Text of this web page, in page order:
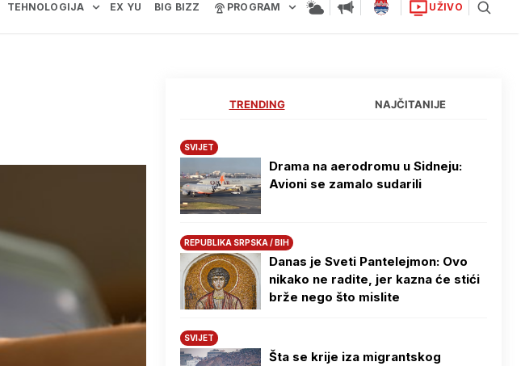
TEHNOLOGIJA EX YU BIG BIZZ PROGRAM UŽIVO
TRENDING NAJČITANIJE
SVIJET
Drama na aerodromu u Sidneju:
Avioni se zamalo sudarili
REPUBLIKA SRPSKA / BIH
Danas je Sveti Pantelejmon: Ovo
nikako ne radite, jer kazna će stići
brže nego što mislite
SVIJET
Šta se krije iza migrantskog